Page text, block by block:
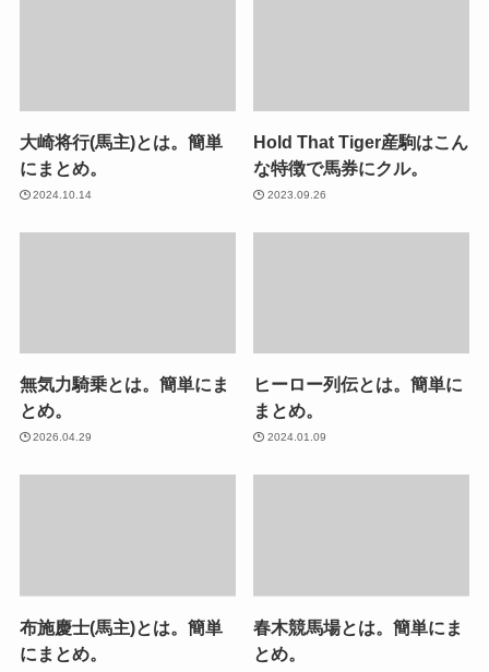
大崎将行(馬主)とは。簡単
にまとめ。
2024.10.14
Hold That Tiger産駒はこん
な特徴で馬券にクル。
2023.09.26
無気力騎乗とは。簡単にま
とめ。
2026.04.29
ヒーロー列伝とは。簡単に
まとめ。
2024.01.09
布施慶士(馬主)とは。簡単
にまとめ。
春木競馬場とは。簡単にま
とめ。